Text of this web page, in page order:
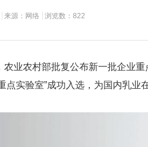
来源：网络 浏览数：822
农业农村部批复公布新一批企业
点实验室”成功入选，为国内乳业